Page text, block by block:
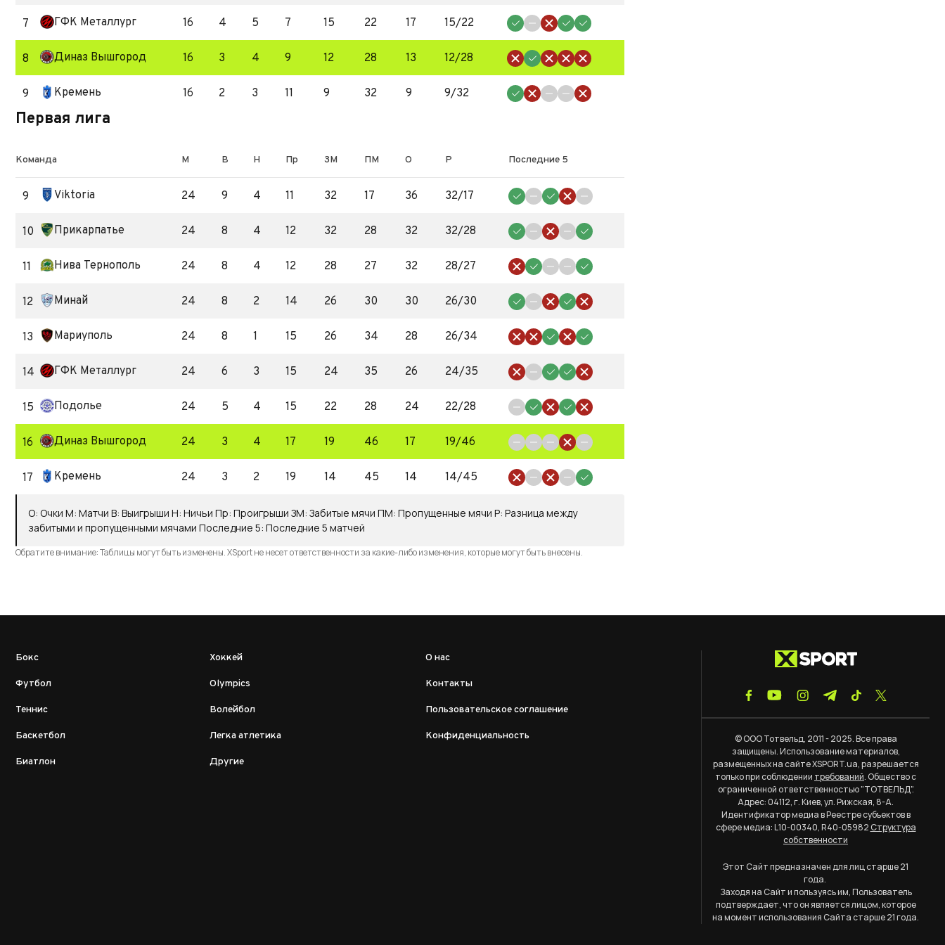
7 ГФК Металлург 16 4 5 7 15 22 17 15/22
8 Диназ Вышгород 16 3 4 9 12 28 13 12/28
9 Кремень 16 2 3 11 9 32 9 9/32
Первая лигa
Команда М В Н Пр ЗМ ПМ О Р Последние 5
9 Viktoria 24 9 4 11 32 17 36 32/17
10 Прикарпатье 24 8 4 12 32 28 32 32/28
11 Нива Тернополь 24 8 4 12 28 27 32 28/27
12 Минай 24 8 2 14 26 30 30 26/30
13 Мариуполь 24 8 1 15 26 34 28 26/34
14 ГФК Металлург 24 6 3 15 24 35 26 24/35
15 Подолье 24 5 4 15 22 28 24 22/28
16 Диназ Вышгород 24 3 4 17 19 46 17 19/46
17 Кремень 24 3 2 19 14 45 14 14/45
О: Очки М: Матчи В: Выигрыши Н: Ничьи Пр: Проигрыши ЗМ: Забитые мячи ПМ: Пропущенные мячи Р: Разница между
забитыми и пропущенными мячами Последние 5: Последние 5 матчей
Обратите внимание: Таблицы могут быть изменены. XSport не несет ответственности за какие-либо изменения, которые могут быть внесены.
Бокс
Футбол
Теннис
Баскетбол
Биатлон
Хоккей
Olympics
Волейбол
Легка атлетика
Другие
О нас
Контакты
Пользовательское соглашение
Конфиденциальность
© ООО Тотвельд, 2011 - 2025. Все права
защищены. Использование материалов,
размещенных на сайте XSPORT.ua, разрешается
только при соблюдении требований. Общество с
ограниченной ответственностью "ТОТВЕЛЬД".
Адрес: 04112, г. Киев, ул. Рижская, 8-А.
Идентификатор медиа в Реестре субъектов в
сфере медиа: L10-00340, R40-05982Структура
собственности
Этот Сайт предназначен для лиц старше 21
года.
Заходя на Сайт и пользуясь им, Пользователь
подтверждает, что он является лицом, которое
на момент использования Сайта старше 21 года.